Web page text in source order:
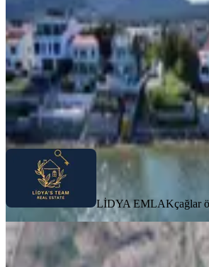
387 m²
42.636/m² ·
16.500.000 ₺18.750.000 ₺
LİDYA EMLAKçağlar özkan
Ara
LİDYA EMLAKçağlar
Bornova
Kat Ticari İmarlı